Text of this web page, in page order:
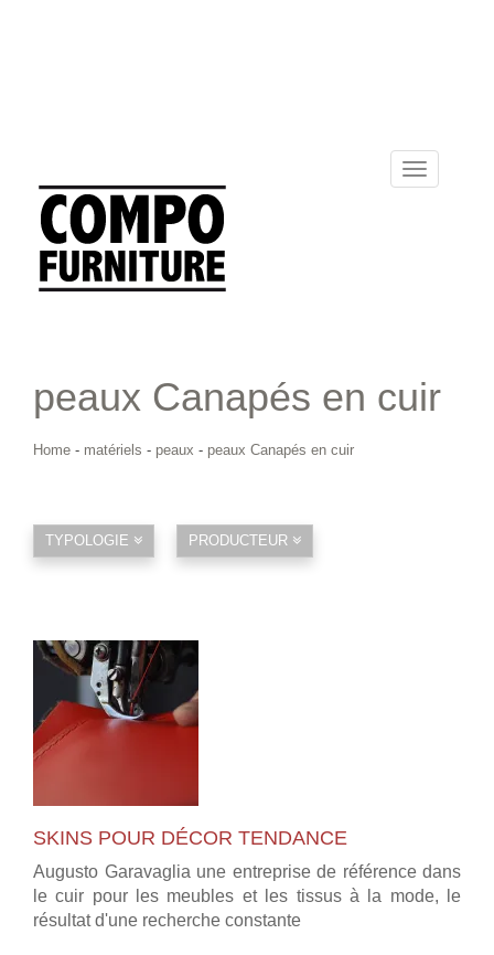
Toggle
navigation
peaux Canapés en cuir
Home - matériels - peaux - peaux Canapés en cuir
TYPOLOGIE PRODUCTEUR
SKINS POUR DÉCOR TENDANCE
Augusto Garavaglia une entreprise de référence dans
le cuir pour les meubles et les tissus à la mode, le
résultat d'une recherche constante